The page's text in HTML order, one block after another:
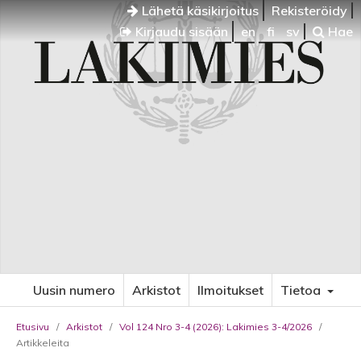
Lähetä käsikirjoitus
Rekisteröidy
Kirjaudu sisään
en fi sv Hae
Uusin numero Arkistot Ilmoitukset Tietoa
Etusivu / Arkistot / Vol 124 Nro 3-4 (2026): Lakimies 3-4/2026 /
Artikkeleita